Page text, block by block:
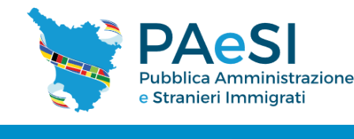
Skip to main content